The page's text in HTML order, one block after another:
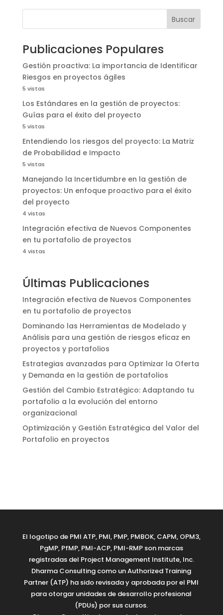
Buscar
Publicaciones Populares
Gestión proactiva: La importancia de Identificar
Riesgos en proyectos ágiles
5 vistas
Los Estándares en la gestión de proyectos:
Guías para el éxito del proyecto
5 vistas
Entendiendo los riesgos del proyecto: La Matriz
de Probabilidad e Impacto
5 vistas
Manejando la Incertidumbre en la gestión de
proyectos: Un enfoque proactivo para el éxito
del proyecto
4 vistas
Integración efectiva de Nuevos Componentes
en tu portafolio de proyectos
4 vistas
Últimas Publicaciones
Integración efectiva de Nuevos Componentes
en tu portafolio de proyectos
Dominando las Herramientas de Modelado y
Análisis para una gestión de riesgos eficaz en
proyectos y portafolios
Estrategias avanzadas para Optimizar la Oferta
y Demanda en la gestión de portafolios
Gestión del Cambio Estratégico: Adaptando tu
portafolio a la evolución del entorno
organizacional
Optimización y Gestión Estratégica del Valor del
Portafolio en proyectos
El logotipo de PMI ATP, PMI, PMP, PMBOK, CAPM, OPM3,
PgMP, PfMP, PMI-ACP, PMI-RMP son marcas
registradas del Project Management Institute, Inc.
Dharma Consulting como un Authorized Training
Partner (ATP) ha sido revisada y aprobada por el PMI
para otorgar unidades de desarrollo profesional
(PDUs) por sus cursos.